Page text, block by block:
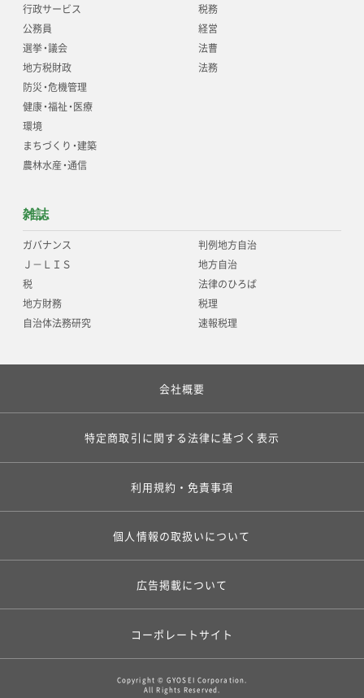
行政サービス
公務員
選挙・議会
地方税財政
防災・危機管理
健康・福祉・医療
環境
まちづくり・建築
農林水産・通信
税務
経営
法曹
法務
雑誌
ガバナンス
Ｊ－ＬＩＳ
税
地方財務
自治体法務研究
判例地方自治
地方自治
法律のひろば
税理
速報税理
会社概要
特定商取引に関する法律に基づく表示
利用規約・免責事項
個人情報の取扱いについて
広告掲載について
コーポレートサイト
Copyright © GYOSEI Corporation.
All Rights Reserved.